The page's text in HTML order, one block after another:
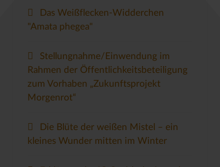
Das Weißflecken-Widderchen
"Amata phegea"
Stellungnahme/Einwendung im
Rahmen der Öffentlichkeitsbeteiligung
zum Vorhaben „Zukunftsprojekt
Morgenrot“
Die Blüte der weißen Mistel – ein
kleines Wunder mitten im Winter